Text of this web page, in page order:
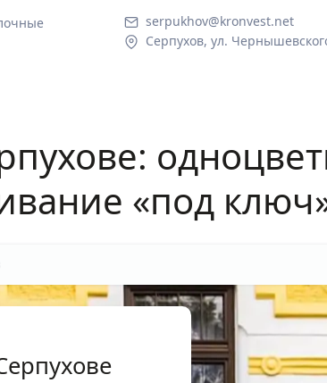
serpukhov@kronvest.net
Серпухов, ул.
:
«под